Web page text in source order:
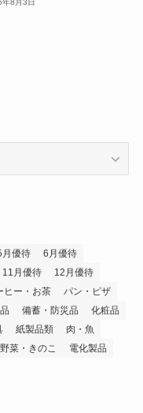
月優待
6月優待
11月優待
12月優待
ヒー・お茶
パン・ピザ
備蓄・防災品
化粧品
紙製品類
肉・魚
野菜・きのこ
電化製品